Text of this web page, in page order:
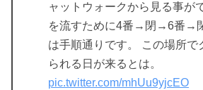
ャットウォークから見る事が
を流すために4番→閉→6番→
は手順通りです。 この場所で
られる日が来るとは。
pic.twitter.com/mhUu9yjcEO